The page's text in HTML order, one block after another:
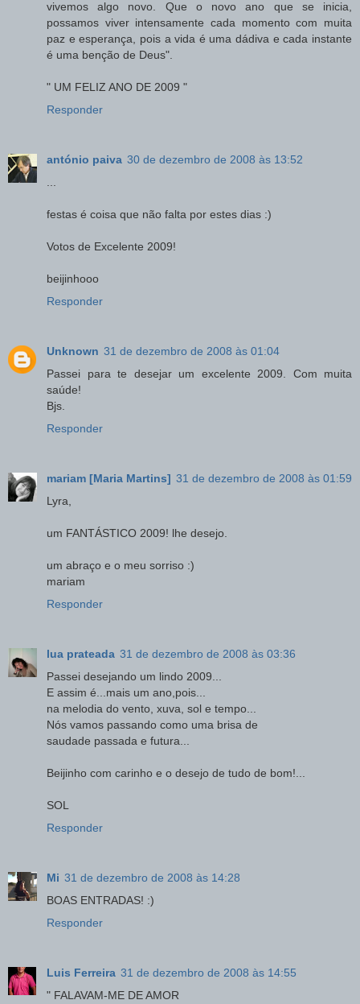
vivemos algo novo. Que o novo ano que se inicia,
possamos viver intensamente cada momento com muita
paz e esperança, pois a vida é uma dádiva e cada instante
é uma benção de Deus".
" UM FELIZ ANO DE 2009 "
Responder
antónio paiva 30 de dezembro de 2008 às 13:52
...
festas é coisa que não falta por estes dias :)
Votos de Excelente 2009!
beijinhooo
Responder
Unknown 31 de dezembro de 2008 às 01:04
Passei para te desejar um excelente 2009. Com muita
saúde!
Bjs.
Responder
mariam [Maria Martins] 31 de dezembro de 2008 às 01:59
Lyra,
um FANTÁSTICO 2009! lhe desejo.
um abraço e o meu sorriso :)
mariam
Responder
lua prateada 31 de dezembro de 2008 às 03:36
Passei desejando um lindo 2009...
E assim é...mais um ano,pois...
na melodia do vento, xuva, sol e tempo...
Nós vamos passando como uma brisa de
saudade passada e futura...
Beijinho com carinho e o desejo de tudo de bom!...
SOL
Responder
Mi 31 de dezembro de 2008 às 14:28
BOAS ENTRADAS! :)
Responder
Luis Ferreira 31 de dezembro de 2008 às 14:55
" FALAVAM-ME DE AMOR